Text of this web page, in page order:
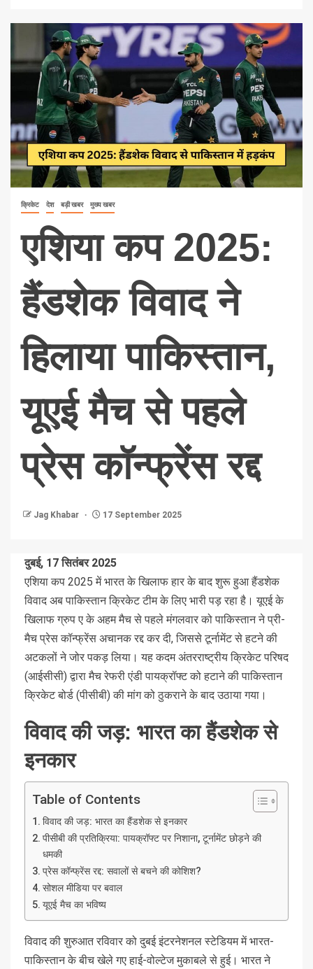
क्रिकेट देश बड़ी खबर मुख्य खबर
एशिया कप 2025:
हैंडशेक विवाद ने
हिलाया पाकिस्तान,
यूएई मैच से पहले
प्रेस कॉन्फ्रेंस रद्द
Jag Khabar 17 September 2025
दुबई, 17 सितंबर 2025
एशिया कप 2025 में भारत के खिलाफ हार के बाद शुरू हुआ हैंडशेक
विवाद अब पाकिस्तान क्रिकेट टीम के लिए भारी पड़ रहा है। यूएई के
खिलाफ ग्रुप ए के अहम मैच से पहले मंगलवार को पाकिस्तान ने प्री-
मैच प्रेस कॉन्फ्रेंस अचानक रद्द कर दी, जिससे टूर्नामेंट से हटने की
अटकलों ने जोर पकड़ लिया। यह कदम अंतरराष्ट्रीय क्रिकेट परिषद
(आईसीसी) द्वारा मैच रेफरी एंडी पायक्रॉफ्ट को हटाने की पाकिस्तान
क्रिकेट बोर्ड (पीसीबी) की मांग को ठुकराने के बाद उठाया गया।
विवाद की जड़: भारत का हैंडशेक से
इनकार
Table of Contents
विवाद की जड़: भारत का हैंडशेक से इनकार
पीसीबी की प्रतिक्रिया: पायक्रॉफ्ट पर निशाना, टूर्नामेंट छोड़ने की
धमकी
प्रेस कॉन्फ्रेंस रद्द: सवालों से बचने की कोशिश?
सोशल मीडिया पर बवाल
यूएई मैच का भविष्य
विवाद की शुरुआत रविवार को दुबई इंटरनेशनल स्टेडियम में भारत-
पाकिस्तान के बीच खेले गए हाई-वोल्टेज मुकाबले से हुई। भारत ने